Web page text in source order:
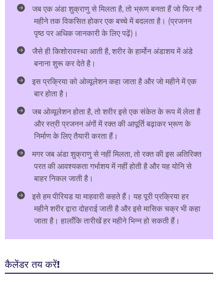
जब एक अंडा शुक्राणु से मिलता है, तो भ्रूण बनता हैं जो फिर नौ
महीने तक विकसित होकर एक बच्चे में बदलता है। (प्रजनन
पृष्ठ पर अधिक जानकारी के लिए पढ़ें)।
जैसे ही किशोरावस्था आती है, शरीर के हार्मोन अंडाशय में अंडे
बनाना शुरू कर देते है।
इस प्रक्रिया को ओव्यूलेशन कहा जाता है और जो महीने में एक
बार होता है।
जब ओव्यूलेशन होता है, तो शरीर इसे एक संकेत के रूप में लेता है
और स्त्री प्रजनन अंगों में रक्त की आपूर्ति बढ़ाकर भ्रूण के
निर्माण के लिए तैयारी करता हैं।
मगर जब अंडा शुक्राणु से नहीं मिलता, तो रक्त की इस अतिरिक्त
परत की आवश्यकता गर्भाशय में नहीं होती है और यह योनि से
बाहर निकल जाती है।
इसे हम पीरियड या माहवारी कहते हैं। यह पूरी प्रक्रिया हर
महीने शरीर द्वारा दोहराई जाती है और इसे मासिक चक्र भी कहा
जाता है। हालाँकि तारीखें हर महीने भिन्न हो सकती हैं।
कैलेंडर तय करें!